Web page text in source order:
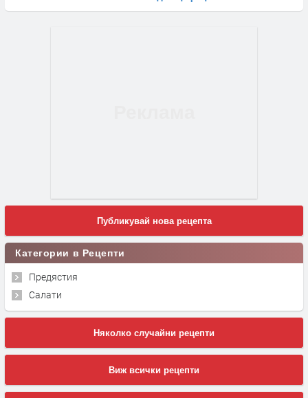
Публикувай нова рецепта
Категории в Рецепти
Предястия
Салати
Няколко случайни рецепти
Виж всички рецепти